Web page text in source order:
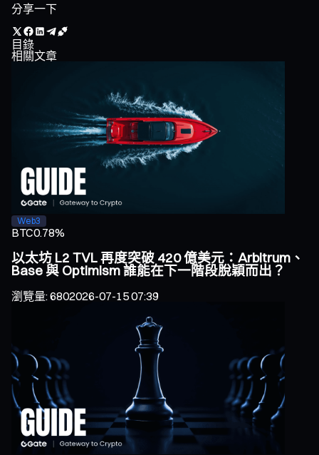
分享一下
目錄
相關文章
Web3
BTC0.78%
以太坊 L2 TVL 再度突破 420 億美元：Arbitrum、
Base 與 Optimism 誰能在下一階段脫穎而出？
瀏覽量:6802026-07-15 07:39